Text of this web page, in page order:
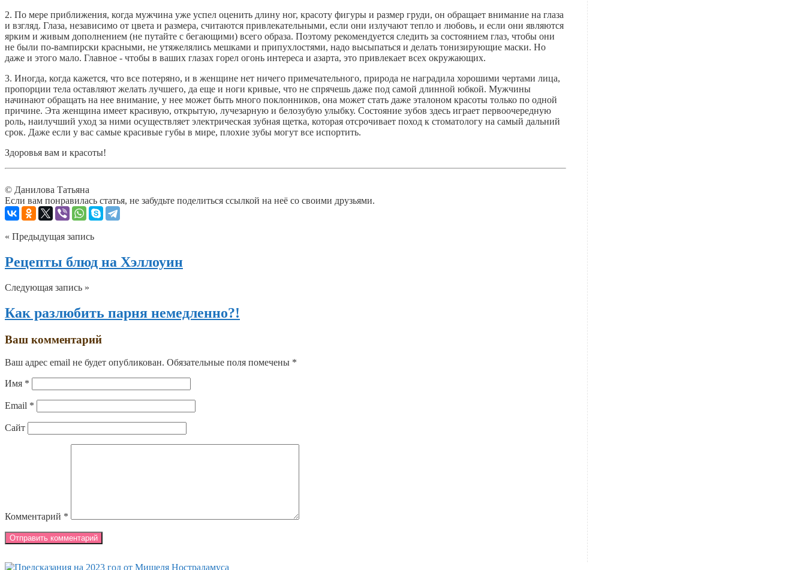
2. По мере приближения, когда мужчина уже успел оценить длину ног, красоту фигуры и размер груди, он обращает внимание на глаза
и взгляд. Глаза, независимо от цвета и размера, считаются привлекательными, если они излучают тепло и любовь, и если они являются
ярким и живым дополнением (не путайте с бегающими) всего образа. Поэтому рекомендуется следить за состоянием глаз, чтобы они
не были по-вампирски красными, не утяжелялись мешками и припухлостями, надо высыпаться и делать тонизирующие маски. Но
даже и этого мало. Главное - чтобы в ваших глазах горел огонь интереса и азарта, это привлекает всех окружающих.
3. Иногда, когда кажется, что все потеряно, и в женщине нет ничего примечательного, природа не наградила хорошими чертами лица,
пропорции тела оставляют желать лучшего, да еще и ноги кривые, что не спрячешь даже под самой длинной юбкой. Мужчины
начинают обращать на нее внимание, у нее может быть много поклонников, она может стать даже эталоном красоты только по одной
причине. Эта женщина имеет красивую, открытую, лучезарную и белозубую улыбку. Состояние зубов здесь играет первоочередную
роль, наилучший уход за ними осуществляет электрическая зубная щетка, которая отсрочивает поход к стоматологу на самый дальний
срок. Даже если у вас самые красивые губы в мире, плохие зубы могут все испортить.
Здоровья вам и красоты!
© Данилова Татьяна
Если вам понравилась статья, не забудьте поделиться ссылкой на неё со своими друзьями.
« Предыдущая запись
Рецепты блюд на Хэллоуин
Следующая запись »
Как разлюбить парня немедленно?!
Ваш комментарий
Ваш адрес email не будет опубликован. Обязательные поля помечены *
Имя *
Email *
Сайт
Комментарий *